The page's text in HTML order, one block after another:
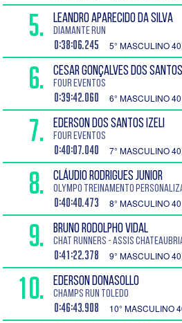
5. LEANDRO APARECIDO DA SILVA
DIAMANTE RUN
0:38:06.245 5° MASCULINO
6. CESAR GONÇALVES DOS SANTOS
Four Eventos
0:39:42.060 6° MASCULINO
7. EDERSON DOS SANTOS IZELI
Four Eventos
0:40:07.040 7° MASCULINO
8. CLÁUDIO RODRIGUES JUNIOR
OLYMPO TREINAMENTO
0:40:40.473 8° MASCULINO
9. BRUNO RODOLPHO VIDAL
Chat Runners - Assis
0:41:22.378 9° MASCULINO
10. EDERSON DONASOLLO
CHAMPS RUN TOLEDO
0:46:43.908 10° MASCULINO